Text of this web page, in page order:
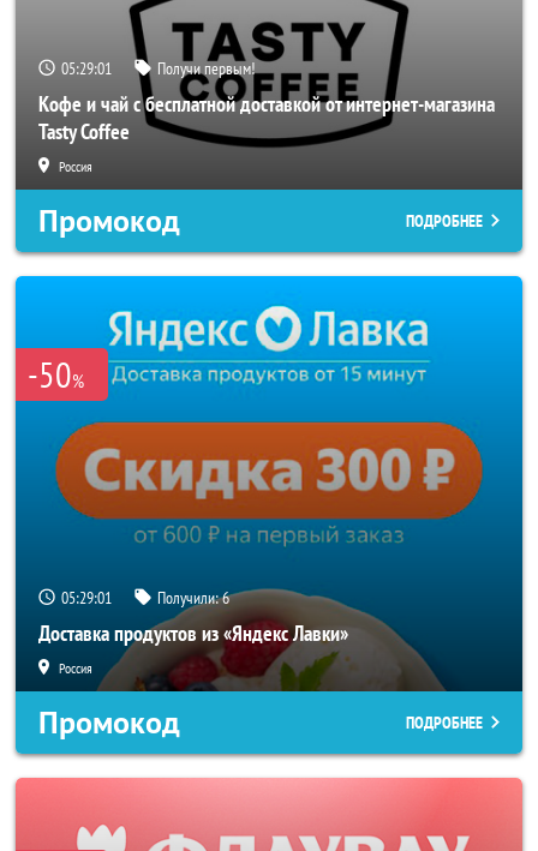
05:28:59 Получи первым!
Кофе и чай с бесплатной доставкой от интернет-магазина
Tasty Coffee
Россия
Промокод ПОДРОБНЕЕ
-50%
05:28:59 Получили:6
Доставка продуктов из «Яндекс Лавки»
Россия
Промокод ПОДРОБНЕЕ